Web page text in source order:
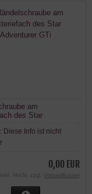
am
des Star
Diese Info ist nicht
0,00 EUR
exkl. MwSt. zzgl. Versandkosten